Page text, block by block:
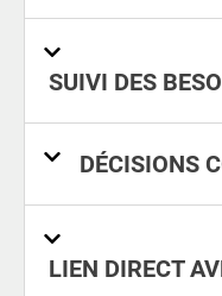
SUIVI DES
DÉCISIONS
LIEN DIRECT